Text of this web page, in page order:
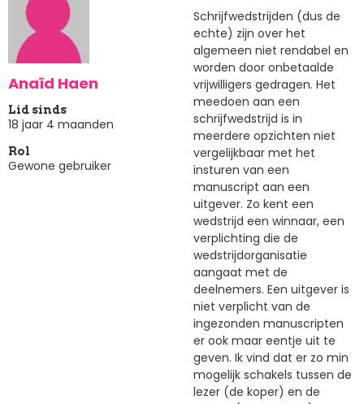
Anaïd Haen
Lid sinds
18 jaar 4 maanden
Rol
Gewone gebruiker
Schrijfwedstrijden (dus de
echte) zijn over het
algemeen niet rendabel en
worden door onbetaalde
vrijwilligers gedragen. Het
meedoen aan een
schrijfwedstrijd is in
meerdere opzichten niet
vergelijkbaar met het
insturen van een
manuscript aan een
uitgever. Zo kent een
wedstrijd een winnaar, een
verplichting die de
wedstrijdorganisatie
aangaat met de
deelnemers. Een uitgever is
niet verplicht van de
ingezonden manuscripten
er ook maar eentje uit te
geven. Ik vind dat er zo min
mogelijk schakels tussen de
lezer (de koper) en de